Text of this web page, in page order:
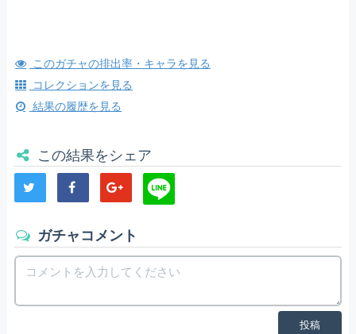
このガチャの排出率・キャラを見る
コレクションを見る
結果の履歴を見る
この結果をシェア
ガチャコメント
投稿